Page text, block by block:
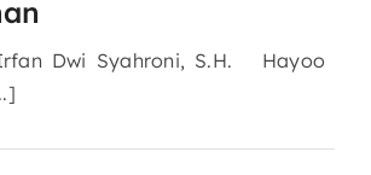
Dwi Syahroni, S.H. Hayoo